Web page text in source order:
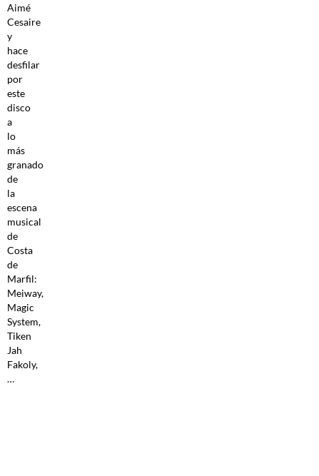
Aimé
Cesaire
y
hace
desfilar
por
este
disco
a
lo
más
granado
de
la
escena
musical
de
Costa
de
Marfil:
Meiway,
Magic
System,
Tiken
Jah
Fakoly,
…